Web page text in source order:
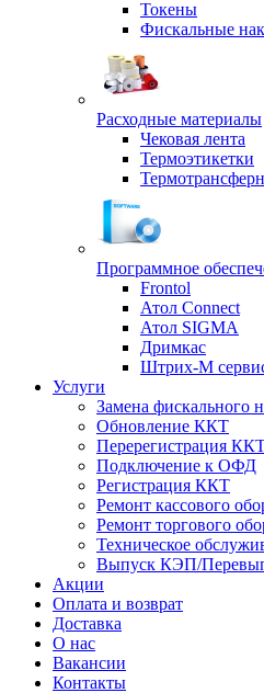
Токены
Фискальные
Расходные материалы
Чековая лента
Термоэтикетки
Программное
Frontol
Атол Connect
Атол SIGMA
Дримкас
Штрих-М
Услуги
Замена фискального
Обновление ККТ
Перерегистрация
Подключение к ОФД
Регистрация ККТ
Ремонт кассового
Ремонт торгового
Техническое
Выпуск КЭП/
Акции
Оплата и возврат
Доставка
О нас
Вакансии
Контакты